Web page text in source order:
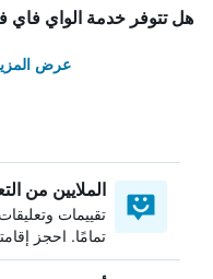
هل تتوفر خدمة الواي
عرض
الملايين من
تقييمات
تمامًا. احجز